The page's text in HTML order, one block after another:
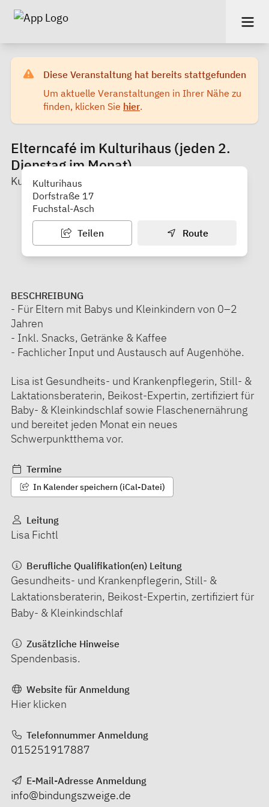
Diese Veranstaltung hat bereits stattgefunden
Um aktuelle Veranstaltungen in Ihrer Nähe zu
finden, klicken Sie hier.
Elterncafé im Kulturihaus (jeden 2.
Dienstag im Monat)
Kulturihaus
Kulturihaus
Dorfstraße 17
Fuchstal-Asch
Teilen Route
BESCHREIBUNG
- Für Eltern mit Babys und Kleinkindern von 0–2
Jahren
- Inkl. Snacks, Getränke & Kaffee
- Fachlicher Input und Austausch auf Augenhöhe.
Lisa ist Gesundheits- und Krankenpflegerin, Still- &
Laktationsberaterin, Beikost-Expertin, zertifiziert für
Baby- & Kleinkindschlaf sowie Flaschenernährung
und bereitet jeden Monat ein neues
Schwerpunktthema vor.
Termine
In Kalender speichern (iCal-Datei)
Leitung
Lisa Fichtl
Berufliche Qualifikation(en) Leitung
Gesundheits- und Krankenpflegerin, Still- &
Laktationsberaterin, Beikost-Expertin, zertifiziert für
Baby- & Kleinkindschlaf
Zusätzliche Hinweise
Spendenbasis.
Website für Anmeldung
Hier klicken
Telefonnummer Anmeldung
015251917887
E-Mail-Adresse Anmeldung
info@bindungszweige.de